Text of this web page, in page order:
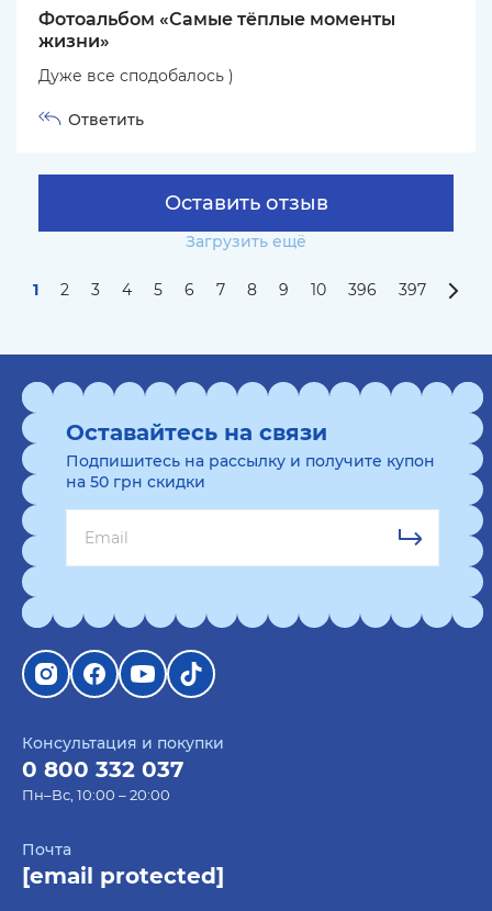
Фотоальбом «Самые тёплые моменты
жизни»
Дуже все сподобалось )
Ответить
Загрузить ещё
Оставить отзыв
1 2 3 4 5 6 7 8 9 10 396 397
Консультация и покупки
0 800 332 037
Пн–Вс, 10:00 – 20:00
Почта
[email protected]
Оставайтесь на связи
Подпишитесь на рассылку и получите купон
на 50 грн скидки